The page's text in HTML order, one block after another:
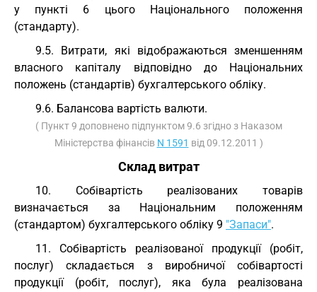
у пункті 6 цього Національного положення
(стандарту).
9.5. Витрати, які відображаються зменшенням
власного капіталу відповідно до Національних
положень (стандартів) бухгалтерського обліку.
9.6. Балансова вартість валюти.
( Пункт 9 доповнено підпунктом 9.6 згідно з Наказом
Міністерства фінансів N 1591 від 09.12.2011 )
Склад витрат
10. Собівартість реалізованих товарів
визначається за Національним положенням
(стандартом) бухгалтерського обліку 9 "Запаси".
11. Собівартість реалізованої продукції (робіт,
послуг) складається з виробничої собівартості
продукції (робіт, послуг), яка була реалізована